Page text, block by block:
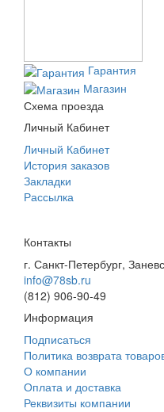
Гарантия
Магазин
Схема проезда
Личный Кабинет
Личный Кабинет
История заказов
Закладки
Рассылка
Контакты
г. Санкт-Петербург,
info@78sb.ru
(812) 906-90-49
Информация
Подписаться
Политика возврата
О компании
Оплата и доставка
Реквизиты компании